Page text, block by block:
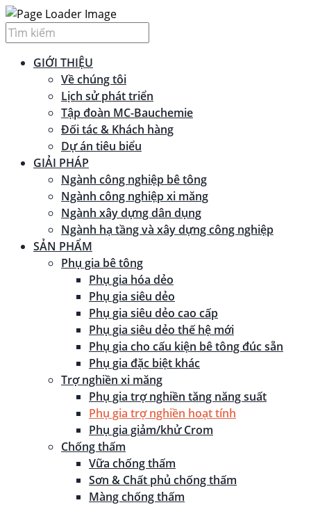
GIỚI THIỆU
Về chúng tôi
Lịch sử phát triển
Tập đoàn MC-Bauchemie
Đối tác & Khách hàng
Dự án tiêu biểu
GIẢI PHÁP
Ngành công nghiệp bê tông
Ngành công nghiệp xi măng
Ngành xây dựng dân dụng
Ngành hạ tầng và xây dựng công nghiệp
SẢN PHẨM
Phụ gia bê tông
Phụ gia hóa dẻo
Phụ gia siêu dẻo
Phụ gia siêu dẻo cao cấp
Phụ gia siêu dẻo thế hệ mới
Phụ gia cho cấu kiện bê tông đúc sẵn
Phụ gia đặc biệt khác
Trợ nghiền xi măng
Phụ gia trợ nghiền tăng năng suất
Phụ gia trợ nghiền hoạt tính
Phụ gia giảm/khử Crom
Chống thấm
Vữa chống thấm
Sơn & Chất phủ chống thấm
Màng chống thấm